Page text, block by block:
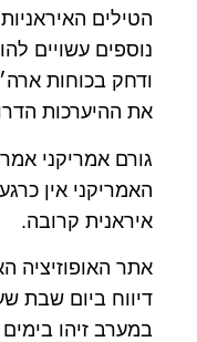
הטילים
נוספים עשויים
ודחק בכוחות
את ההיערכות
גורם אמריקני
האמריקני אין
איראנית קרובה.
אתר האופוזיציה
דיווח ביום שבת
במערב זיהו